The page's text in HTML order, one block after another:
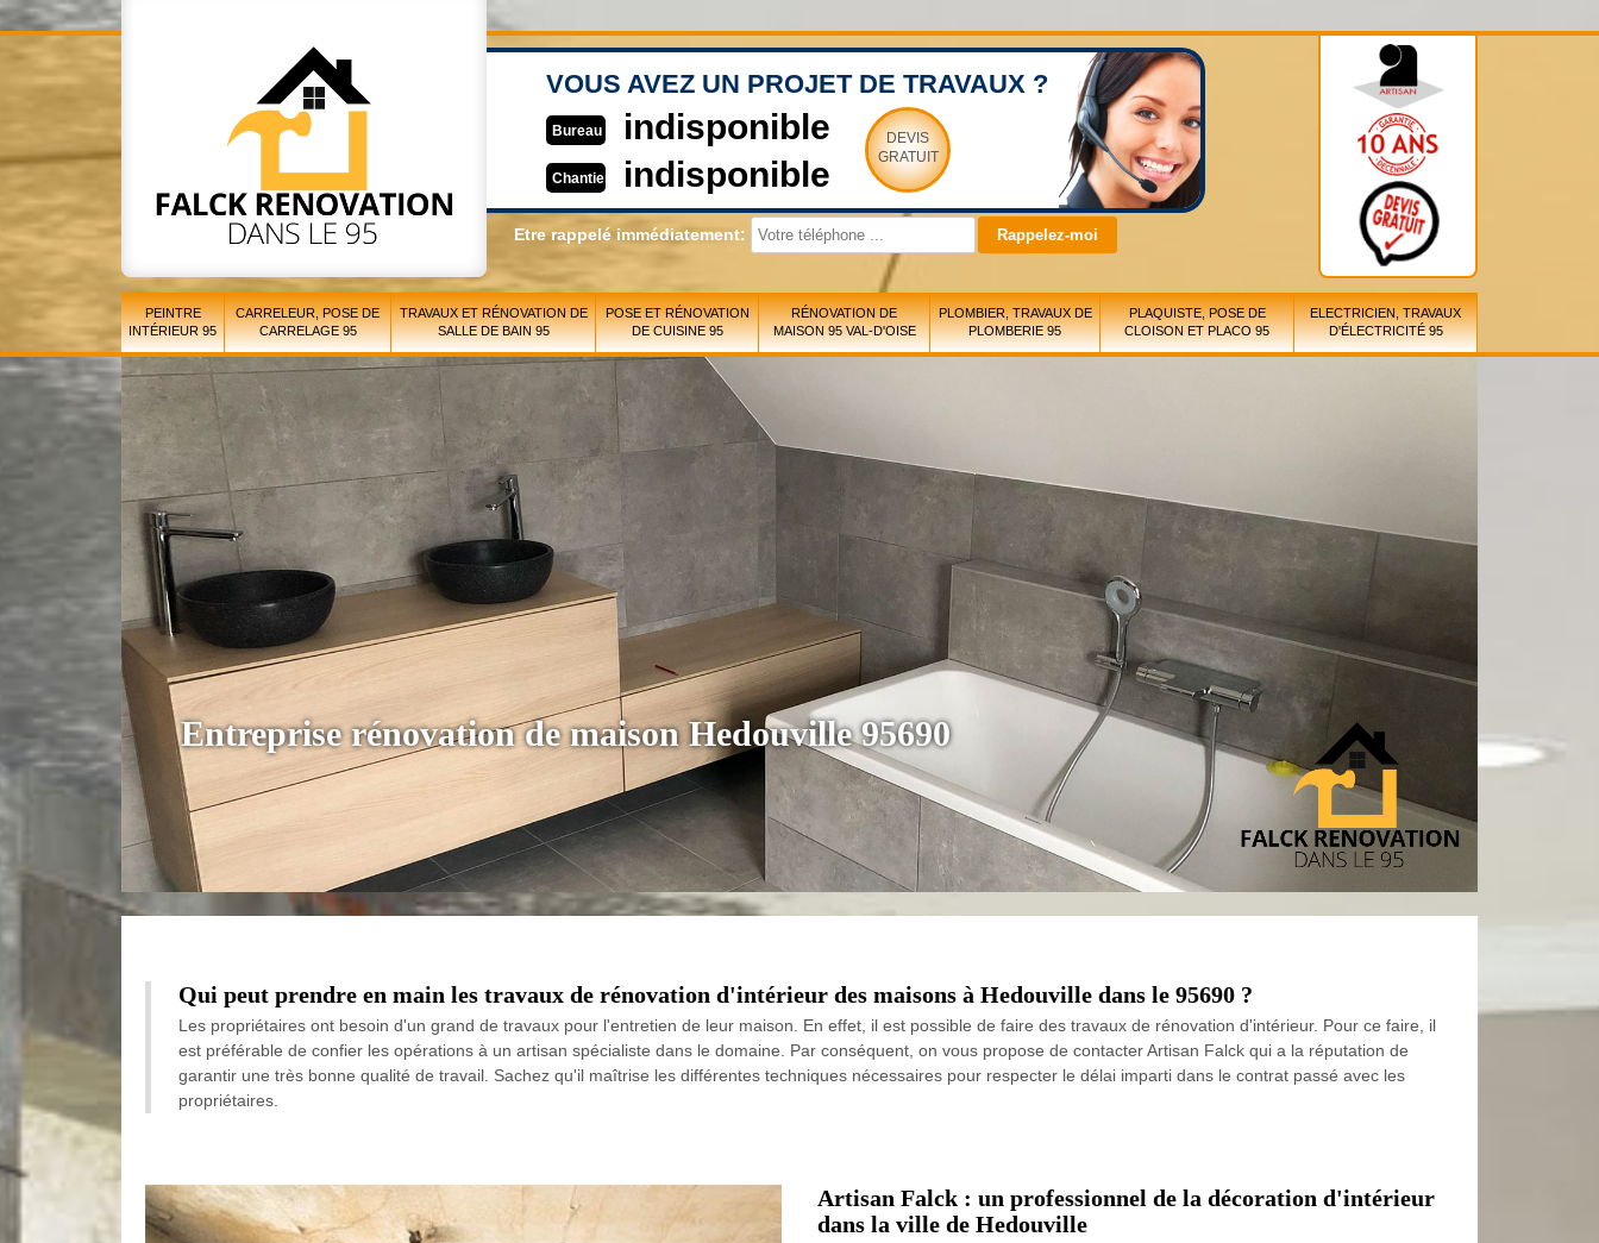
VOUS AVEZ UN PROJET DE TRAVAUX ?
Bureau indisponible
Chantier indisponible
DEVIS
GRATUIT
Etre rappelé immédiatement:
PEINTRE
INTÉRIEUR 95
CARRELEUR, POSE DE
CARRELAGE 95
TRAVAUX ET RÉNOVATION DE
SALLE DE BAIN 95
POSE ET RÉNOVATION
DE CUISINE 95
RÉNOVATION DE
MAISON 95 VAL-D'OISE
PLOMBIER, TRAVAUX DE
PLOMBERIE 95
PLAQUISTE, POSE DE
CLOISON ET PLACO 95
ELECTRICIEN, TRAVAUX
D'ÉLECTRICITÉ 95
Entreprise rénovation de maison Hedouville 95690
Qui peut prendre en main les travaux de rénovation d'intérieur des maisons à Hedouville dans le 95690 ?
Les propriétaires ont besoin d'un grand de travaux pour l'entretien de leur maison. En effet, il est possible de faire des travaux de rénovation d'intérieur. Pour ce faire, il
est préférable de confier les opérations à un artisan spécialiste dans le domaine. Par conséquent, on vous propose de contacter Artisan Falck qui a la réputation de
garantir une très bonne qualité de travail. Sachez qu'il maîtrise les différentes techniques nécessaires pour respecter le délai imparti dans le contrat passé avec les
propriétaires.
Artisan Falck : un professionnel de la décoration d'intérieur
dans la ville de Hedouville